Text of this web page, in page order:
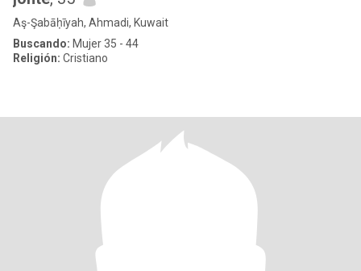
Aş-Şabāḥīyah, Ahmadi, Kuwait
Buscando: Mujer 35 - 44
Religión: Cristiano